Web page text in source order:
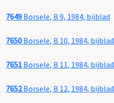
7649 Borsele, B 9, 1984, bijblad
7650 Borsele, B 10, 1984, bijblad
7651 Borsele, B 11, 1984, bijblad
7652Borsele, B 12, 1984, bijblad